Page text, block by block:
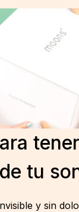
tu
y sin